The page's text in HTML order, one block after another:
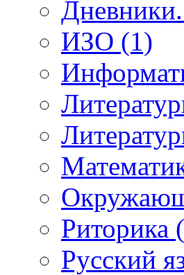
ИЗО (1)
Риторика
Русский